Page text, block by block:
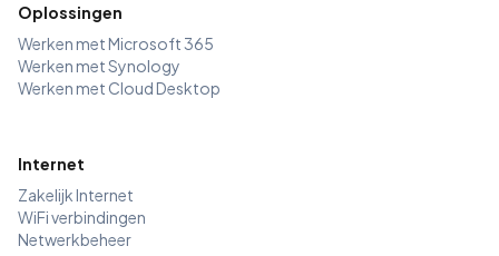
Oplossingen
Werken met Microsoft 365
Werken met Synology
Werken met Cloud Desktop
Internet
Zakelijk Internet
WiFi verbindingen
Netwerkbeheer